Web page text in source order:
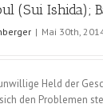
(Sui Ishida);
| Mai 30th,
Held der
den Problemen